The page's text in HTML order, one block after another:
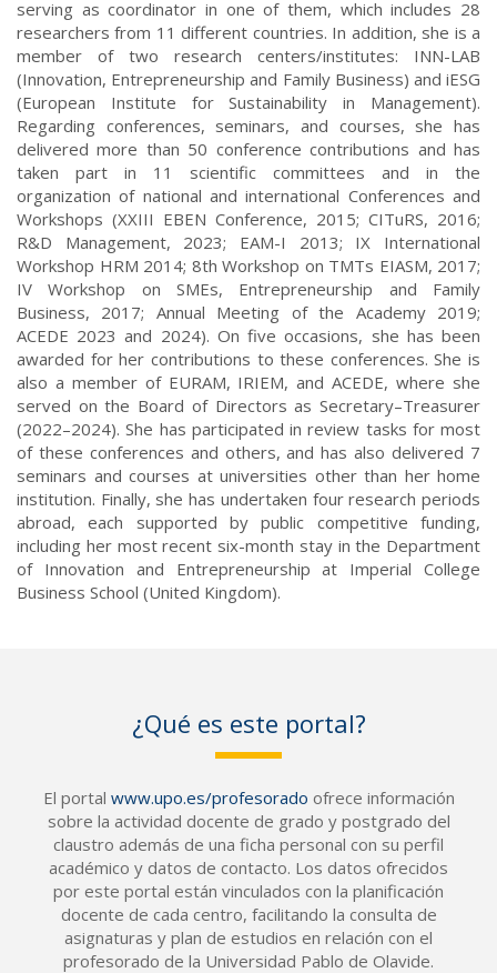
serving as coordinator in one of them, which includes 28
researchers from 11 different countries. In addition, she is a
member of two research centers/institutes: INN-LAB
(Innovation, Entrepreneurship and Family Business) and iESG
(European Institute for Sustainability in Management).
Regarding conferences, seminars, and courses, she has
delivered more than 50 conference contributions and has
taken part in 11 scientific committees and in the
organization of national and international Conferences and
Workshops (XXIII EBEN Conference, 2015; CITuRS, 2016;
R&D Management, 2023; EAM-I 2013; IX International
Workshop HRM 2014; 8th Workshop on TMTs EIASM, 2017;
IV Workshop on SMEs, Entrepreneurship and Family
Business, 2017; Annual Meeting of the Academy 2019;
ACEDE 2023 and 2024). On five occasions, she has been
awarded for her contributions to these conferences. She is
also a member of EURAM, IRIEM, and ACEDE, where she
served on the Board of Directors as Secretary–Treasurer
(2022–2024). She has participated in review tasks for most
of these conferences and others, and has also delivered 7
seminars and courses at universities other than her home
institution. Finally, she has undertaken four research periods
abroad, each supported by public competitive funding,
including her most recent six-month stay in the Department
of Innovation and Entrepreneurship at Imperial College
Business School (United Kingdom).
¿Qué es este portal?
El portal www.upo.es/profesorado ofrece información
sobre la actividad docente de grado y postgrado del
claustro además de una ficha personal con su perfil
académico y datos de contacto. Los datos ofrecidos
por este portal están vinculados con la planificación
docente de cada centro, facilitando la consulta de
asignaturas y plan de estudios en relación con el
profesorado de la Universidad Pablo de Olavide.